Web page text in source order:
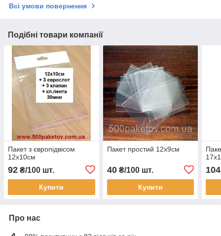
Всі умови повернення
Подібні товари компанії
Пакет з європідвісом
12х10см
92 ₴/100 шт.
Купити
Пакет простий 12х9см
40₴/100 шт.
Купити
104
Про нас